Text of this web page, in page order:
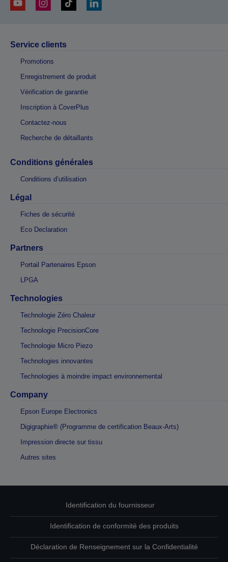
Service clients
Promotions
Enregistrement de produit
Vérification de garantie
Inscription à CoverPlus
Contactez-nous
Recherche de détaillants
Conditions générales
Conditions d’utilisation
Légal
Fiches de sécurité
Eco Declaration
Partners
Portail Partenaires Epson
LPGA
Technologies
Technologie Zéro Chaleur
Technologie PrecisionCore
Technologie Micro Piezo
Technologies innovantes
Technologies à moindre impact environnemental
Company
Epson Europe Electronics
Digigraphie® (Programme de certification Beaux-Arts)
Impression directe sur tissu
Autres sites
Identification du fournisseur
Identification de conformité des produits
Déclaration de Renseignement sur la Confidentialité